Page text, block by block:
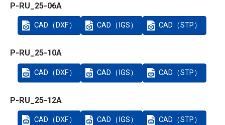
P-RU_25-06A
CAD（DXF） CAD（IGS） CAD（STP）
P-RU_25-10A
CAD（DXF） CAD（IGS） CAD（STP）
P-RU_25-12A
CAD（DXF） CAD（IGS） CAD（STP）